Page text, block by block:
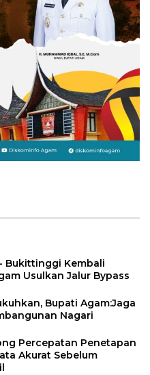
Bukittinggi Kembali
Usulkan Jalur Bypass
Bupati Agam:Jaga
Nagari
Percepatan Penetapan
Akurat Sebelum